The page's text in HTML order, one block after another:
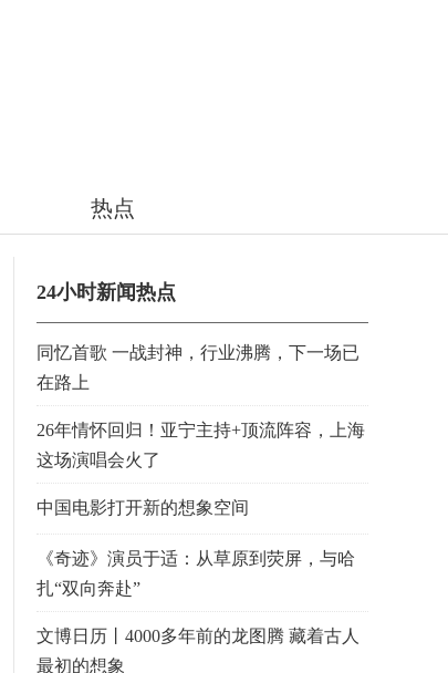
热点
24小时新闻热点
同忆首歌 一战封神，行业沸腾，下一场已
在路上
26年情怀回归！亚宁主持+顶流阵容，上海
这场演唱会火了
中国电影打开新的想象空间
《奇迹》演员于适：从草原到荧屏，与哈
扎“双向奔赴”
文博日历丨4000多年前的龙图腾 藏着古人
最初的想象